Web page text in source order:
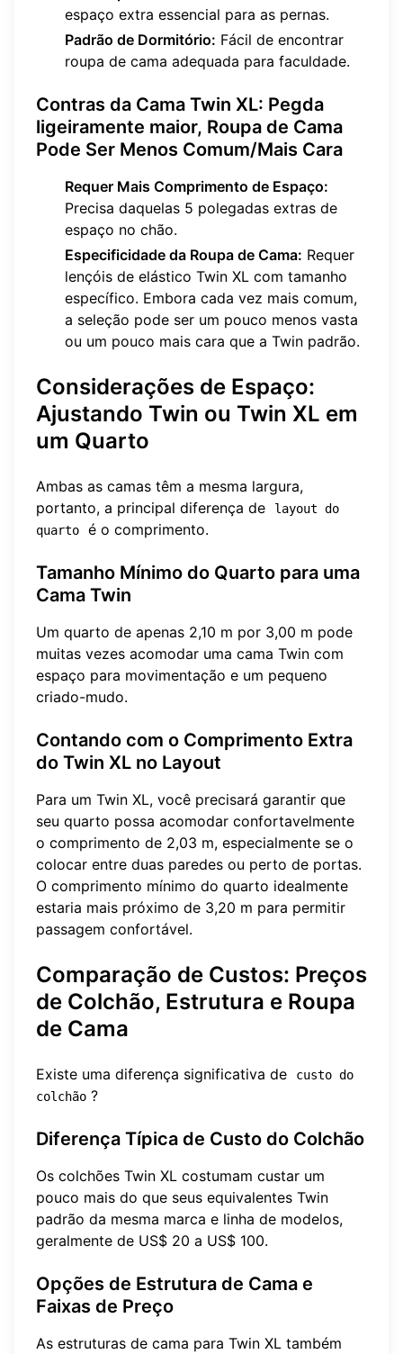
espaço extra essencial para as pernas.
Padrão de Dormitório: Fácil de encontrar
roupa de cama adequada para faculdade.
Contras da Cama Twin XL: Pegda
ligeiramente maior, Roupa de Cama
Pode Ser Menos Comum/Mais Cara
Requer Mais Comprimento de Espaço:
Precisa daquelas 5 polegadas extras de
espaço no chão.
Especificidade da Roupa de Cama: Requer
lençóis de elástico Twin XL com tamanho
específico. Embora cada vez mais comum,
a seleção pode ser um pouco menos vasta
ou um pouco mais cara que a Twin padrão.
Considerações de Espaço:
Ajustando Twin ou Twin XL em
um Quarto
Ambas as camas têm a mesma largura,
portanto, a principal diferença de
layout do
quarto
é o comprimento.
Tamanho Mínimo do Quarto para uma
Cama Twin
Um quarto de apenas 2,10 m por 3,00 m pode
muitas vezes acomodar uma cama Twin com
espaço para movimentação e um pequeno
criado-mudo.
Contando com o Comprimento Extra
do Twin XL no Layout
Para um Twin XL, você precisará garantir que
seu quarto possa acomodar confortavelmente
o comprimento de 2,03 m, especialmente se o
colocar entre duas paredes ou perto de portas.
O comprimento mínimo do quarto idealmente
estaria mais próximo de 3,20 m para permitir
passagem confortável.
Comparação de Custos: Preços
de Colchão, Estrutura e Roupa
de Cama
Existe uma diferença significativa de
custo do
colchão ?
Diferença Típica de Custo do Colchão
Os colchões Twin XL costumam custar um
pouco mais do que seus equivalentes Twin
padrão da mesma marca e linha de modelos,
geralmente de US$ 20 a US$ 100.
Opções de Estrutura de Cama e
Faixas de Preço
As estruturas de cama para Twin XL também